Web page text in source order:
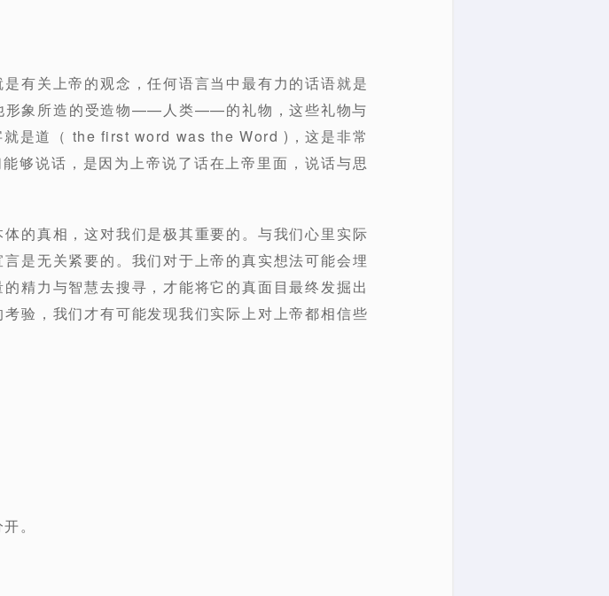
有关上帝的观念，任何语言当中最有力的话语就是
形象所造的受造物——人类——的礼物，这些礼物与
是道（ the first word was the Word )，这是非常
够说话，是因为上帝说了话在上帝里面，说话与思
的真相，这对我们是极其重要的。与我们心里实际
是无关紧要的。我们对于上帝的真实想法可能会埋
精力与智慧去搜寻，才能将它的真面目最终发掘出
验，我们才有可能发现我们实际上对上帝都相信些
。